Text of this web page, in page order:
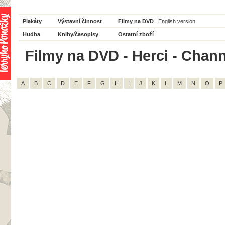
Plakáty Výstavní činnost Filmy na DVD English version
Hudba Knihy/časopisy Ostatní zboží
Filmy na DVD - Herci -
A B C D E F G H I J K L M N O P